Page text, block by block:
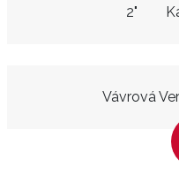
2"
Vávrová